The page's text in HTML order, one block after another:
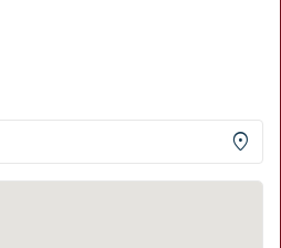
location_on